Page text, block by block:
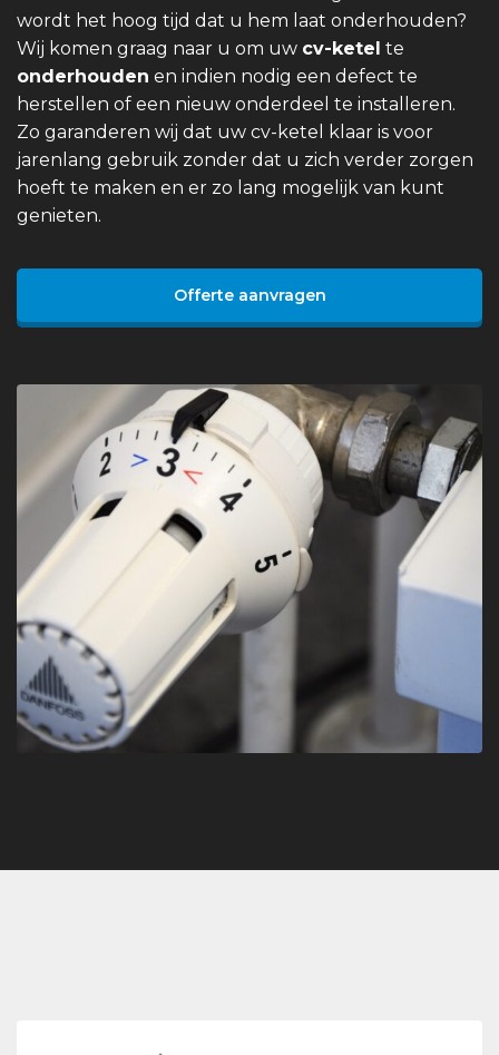
wordt het hoog tijd dat u hem laat onderhouden?
Wij komen graag naar u om uw cv-ketel te
onderhouden en indien nodig een defect te
herstellen of een nieuw onderdeel te installeren.
Zo garanderen wij dat uw cv-ketel klaar is voor
jarenlang gebruik zonder dat u zich verder zorgen
hoeft te maken en er zo lang mogelijk van kunt
genieten.
Offerte aanvragen